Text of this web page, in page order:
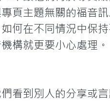
頁主題無關的福音
何在不同情況中保
構就更要小心處理。
看到別人的分享或